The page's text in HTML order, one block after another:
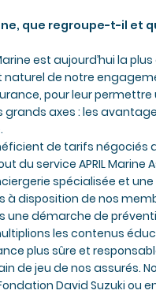
que regroupe-t-il et
est aujourd’hui la
de notre
pour leur
grands axes : les
de tarifs négociés
du service APRIL Marine
spécialisée et
disposition de nos
démarche de
les contenus
plus sûre et
de jeu de nos assurés.
David Suzuki ou